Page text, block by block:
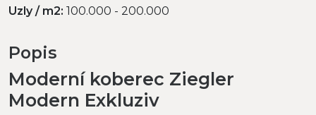
Uzly / m2: 100.000 - 200.000
Popis
Moderní koberec Ziegler
Modern Exkluziv